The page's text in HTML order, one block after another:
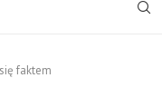
faktem